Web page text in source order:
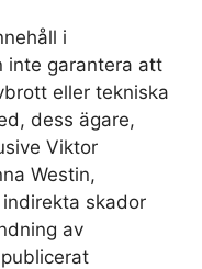
i
inte garantera att
eller tekniska
dess ägare,
Viktor
Westin,
skador
av